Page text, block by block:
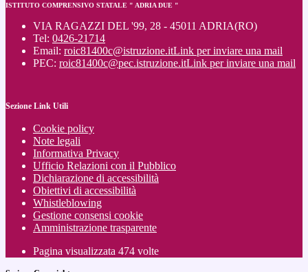
ISTITUTO COMPRENSIVO STATALE " ADRIA DUE "
VIA RAGAZZI DEL '99, 28 - 45011 ADRIA(RO)
Tel: 0426-21714
Email: roic81400c@istruzione.itLink per inviare una mail
PEC: roic81400c@pec.istruzione.itLink per inviare una mail
Sezione Link Utili
Cookie policy
Note legali
Informativa Privacy
Ufficio Relazioni con il Pubblico
Dichiarazione di accessibilità
Obiettivi di accessibilità
Whistleblowing
Gestione consensi cookie
Amministrazione trasparente
Pagina visualizzata 474 volte